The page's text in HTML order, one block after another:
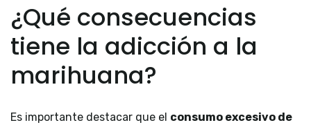
¿Qué consecuencias
tiene la adicción a la
marihuana?
Es importante destacar que el consumo excesivo de